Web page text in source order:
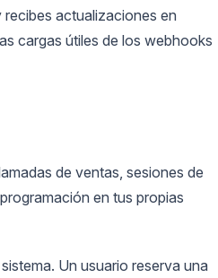
recibes actualizaciones en
cargas útiles de los webhooks
de ventas, sesiones de
en tus propias
Un usuario reserva una